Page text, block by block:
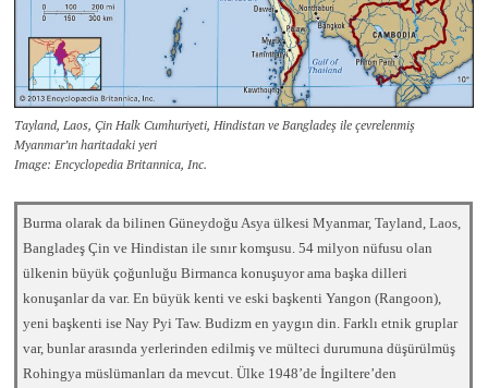
Tayland, Laos, Çin Halk Cumhuriyeti, Hindistan ve Bangladeş ile çevrelenmiş
Myanmar’ın haritadaki yeri
Image: Encyclopedia Britannica, Inc.
Burma olarak da bilinen Güneydoğu Asya ülkesi Myanmar, Tayland, Laos,
Bangladeş Çin ve Hindistan ile sınır komşusu. 54 milyon nüfusu olan
ülkenin büyük çoğunluğu Birmanca konuşuyor ama başka dilleri
konuşanlar da var. En büyük kenti ve eski başkenti Yangon (Rangoon),
yeni başkenti ise Nay Pyi Taw. Budizm en yaygın din. Farklı etnik gruplar
var, bunlar arasında yerlerinden edilmiş ve mülteci durumuna düşürülmüş
Rohingya müslümanları da mevcut. Ülke 1948’de İngiltere’den